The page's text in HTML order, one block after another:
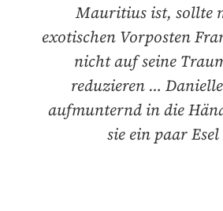
Mauritius ist, sollte
exotischen Vorposten
nicht auf seine
reduzieren …
aufmunternd in die
sie ein paar